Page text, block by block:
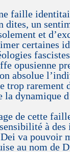
faille
dites, un
et
certaines
opusienne
absolue
trop rarement
la dynamique
de cette
à des
va pouvoir
au nom de